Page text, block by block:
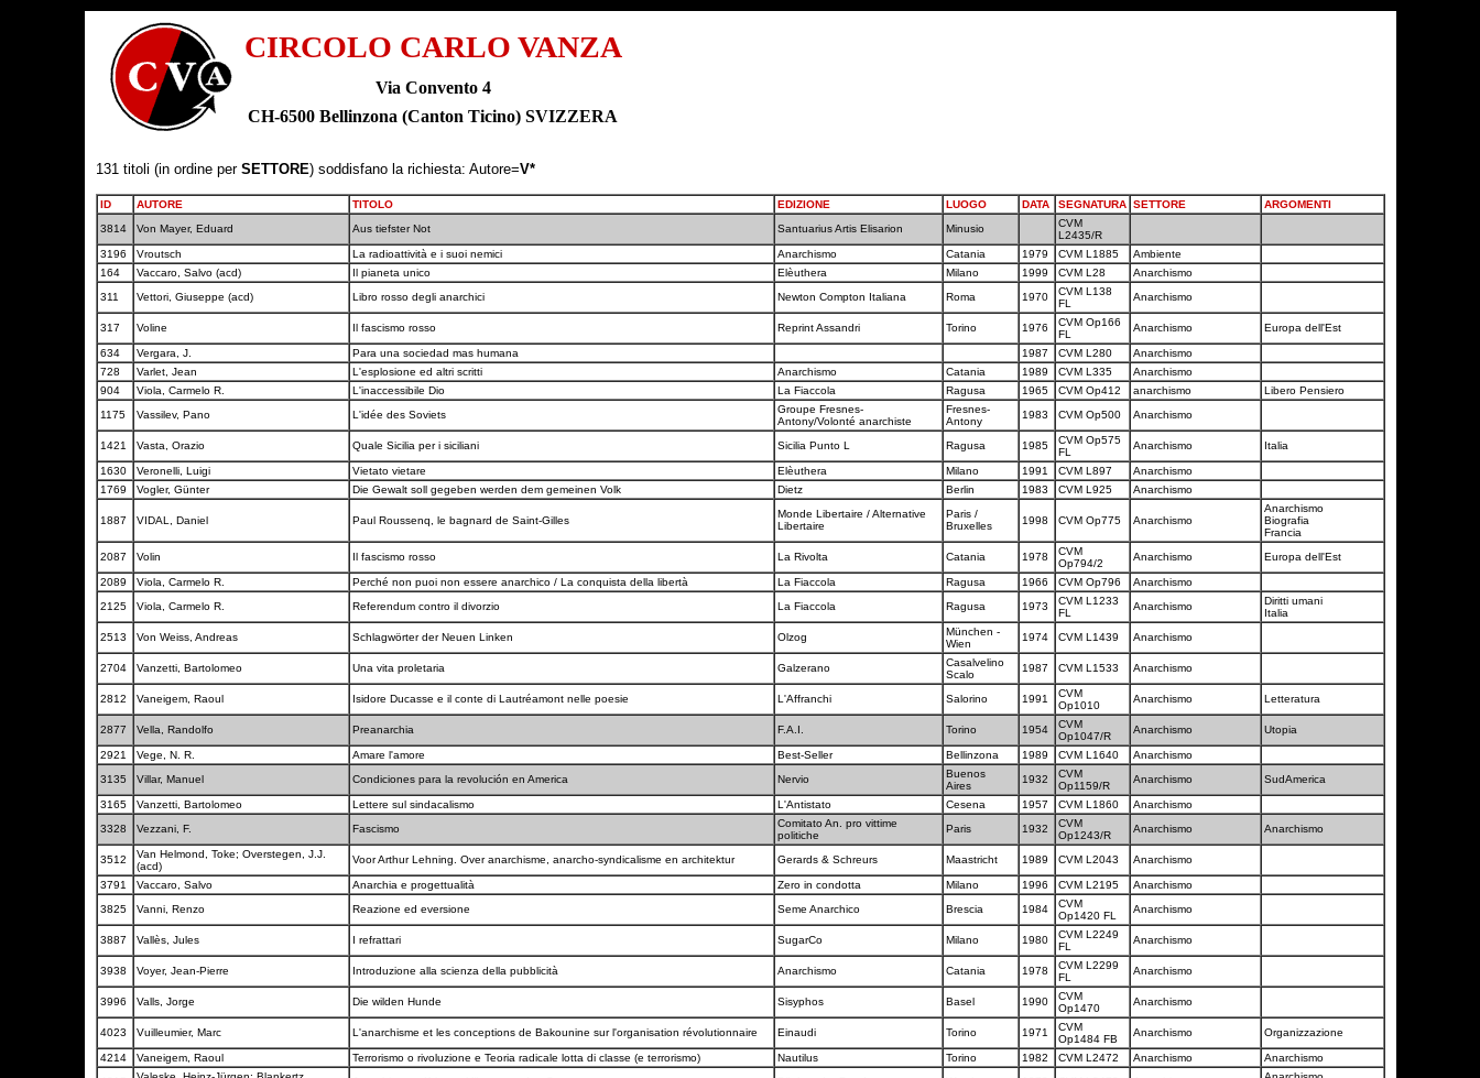
CIRCOLO CARLO VANZA
Via Convento 4
CH-6500 Bellinzona (Canton Ticino) SVIZZERA
131 titoli (in ordine per SETTORE) soddisfano la richiesta: Autore=V*
ID AUTORE TITOLO EDIZIONE LUOGO DATA SEGNATURA SETTORE
ARGOMENTI
3814
Von Mayer, Eduard Aus tiefster Not Santuarius Artis Elisarion Minusio
CVM
L2435/R
3196
Vroutsch La radioattività e i suoi nemici Anarchismo Catania 1979 CVM L1885
Ambiente
164
Vaccaro, Salvo (acd) Il pianeta unico Elèuthera Milano 1999 CVM L28
Anarchismo
311
Vettori, Giuseppe (acd) Libro rosso degli anarchici Newton Compton Italiana Roma 1970
CVM L138
FL
Anarchismo
317 Voline Il fascismo rosso Reprint Assandri Torino 1976
CVM Op166
FL
Anarchismo Europa dell'Est
634 Vergara, J. Para una sociedad mas humana 1987 CVM L280
Anarchismo
728
Varlet, Jean L'esplosione ed altri scritti Anarchismo Catania 1989 CVM L335
Anarchismo
904
Viola, Carmelo R. L'inaccessibile Dio La Fiaccola Ragusa 1965 CVM Op412 anarchismo
Libero Pensiero
1175
Vassilev, Pano L'idée des Soviets
Groupe Fresnes-
Antony/Volonté anarchiste
Fresnes-
Antony
1983 CVM Op500 Anarchismo
1421 Vasta, Orazio Quale Sicilia per i siciliani Sicilia Punto L Ragusa 1985
CVM Op575
FL
Anarchismo Italia
1630 Veronelli, Luigi Vietato vietare Elèuthera Milano 1991 CVM L897
Anarchismo
1769
Vogler, Günter Die Gewalt soll gegeben werden dem gemeinen Volk Dietz Berlin 1983 CVM L925 Anarchismo
1887 VIDAL, Daniel Paul Roussenq, le bagnard de Saint-Gilles
Monde Libertaire / Alternative
Libertaire
Paris /
Bruxelles
1998 CVM Op775 Anarchismo
Anarchismo
Biografia
Francia
2087
Volin Il fascismo rosso La Rivolta Catania 1978
CVM
Op794/2
Anarchismo Europa dell'Est
2089 Viola, Carmelo R. Perché non puoi non essere anarchico / La conquista della libertà La Fiaccola Ragusa 1966 CVM Op796
Anarchismo
2125
Viola, Carmelo R. Referendum contro il divorzio La Fiaccola Ragusa 1973
CVM L1233
FL
Anarchismo
Diritti umani
Italia
2513
Von Weiss, Andreas Schlagwörter der Neuen Linken Olzog
München -
Wien
1974 CVM L1439 Anarchismo
2704 Vanzetti, Bartolomeo Una vita proletaria Galzerano
Casalvelino
Scalo
1987 CVM L1533 Anarchismo
2812 Vaneigem, Raoul Isidore Ducasse e il conte di Lautréamont nelle poesie L'Affranchi Salorino 1991
CVM
Op1010
Anarchismo Letteratura
2877 Vella, Randolfo Preanarchia F.A.I. Torino 1954
CVM
Op1047/R
Anarchismo Utopia
2921 Vege, N. R. Amare l'amore Best-Seller Bellinzona 1989 CVM L1640
Anarchismo
3135
Villar, Manuel Condiciones para la revolución en America Nervio
Buenos
Aires
1932
CVM
Op1159/R
Anarchismo SudAmerica
3165 Vanzetti, Bartolomeo Lettere sul sindacalismo L'Antistato Cesena 1957 CVM L1860
Anarchismo
3328
Vezzani, F. Fascismo
Comitato An. pro vittime
politiche
Paris 1932
CVM
Op1243/R
Anarchismo Anarchismo
3512
Van Helmond, Toke; Overstegen, J.J.
(acd)
Voor Arthur Lehning. Over anarchisme, anarcho-syndicalisme en architektur Gerards & Schreurs Maastricht 1989 CVM L2043 Anarchismo
3791 Vaccaro, Salvo Anarchia e progettualità Zero in condotta Milano 1996 CVM L2195
Anarchismo
3825
Vanni, Renzo Reazione ed eversione Seme Anarchico Brescia 1984
CVM
Op1420 FL
Anarchismo
3887 Vallès, Jules I refrattari SugarCo Milano 1980
CVM L2249
FL
Anarchismo
3938 Voyer, Jean-Pierre Introduzione alla scienza della pubblicità Anarchismo Catania 1978
CVM L2299
FL
Anarchismo
3996 Valls, Jorge Die wilden Hunde Sisyphos Basel 1990
CVM
Op1470
Anarchismo
4023 Vuilleumier, Marc L'anarchisme et les conceptions de Bakounine sur l'organisation révolutionnaire Einaudi Torino 1971
CVM
Op1484 FB
Anarchismo Organizzazione
4214 Vaneigem, Raoul Terrorismo o rivoluzione e Teoria radicale lotta di classe (e terrorismo) Nautilus Torino 1982 CVM L2472 Anarchismo
Anarchismo